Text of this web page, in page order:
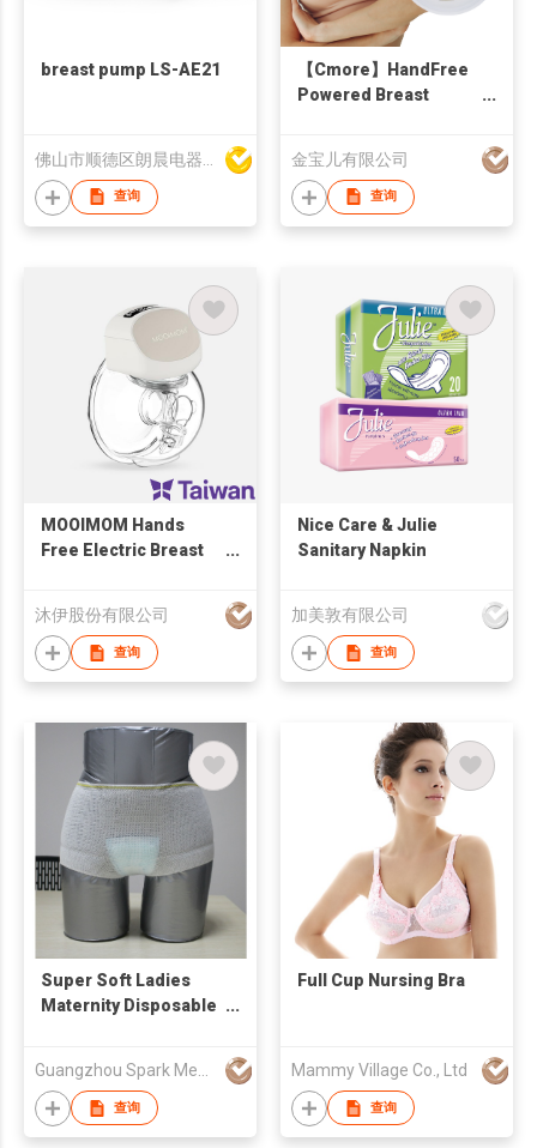
breast pump LS-AE21
查询
【Cmore】HandFree
Powered Breast
金宝儿有限公司
查询
MOOIMOM Hands
Free Electric Breast
沐伊股份有限公司
查询
Nice Care & Julie
Sanitary Napkin
加美敦有限公司
查询
Super Soft Ladies
Maternity Disposable
Guangzhou Spark Medical products Co.,Ltd
查询
Full Cup Nursing Bra
Mammy Village Co., Ltd
查询